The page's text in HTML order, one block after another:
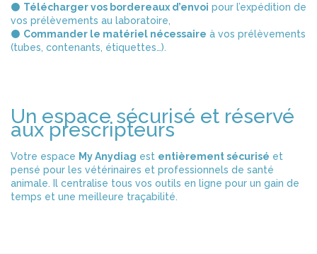
⚫ Télécharger vos bordereaux d’envoi pour l’expédition de
vos prélèvements au laboratoire,
⚫ Commander le matériel nécessaire à vos prélèvements
(tubes, contenants, étiquettes…).
Un espace sécurisé et réservé
aux prescripteurs
Votre espace My Anydiag est entièrement sécurisé et
pensé pour les vétérinaires et professionnels de santé
animale. Il centralise tous vos outils en ligne pour un gain de
temps et une meilleure traçabilité.